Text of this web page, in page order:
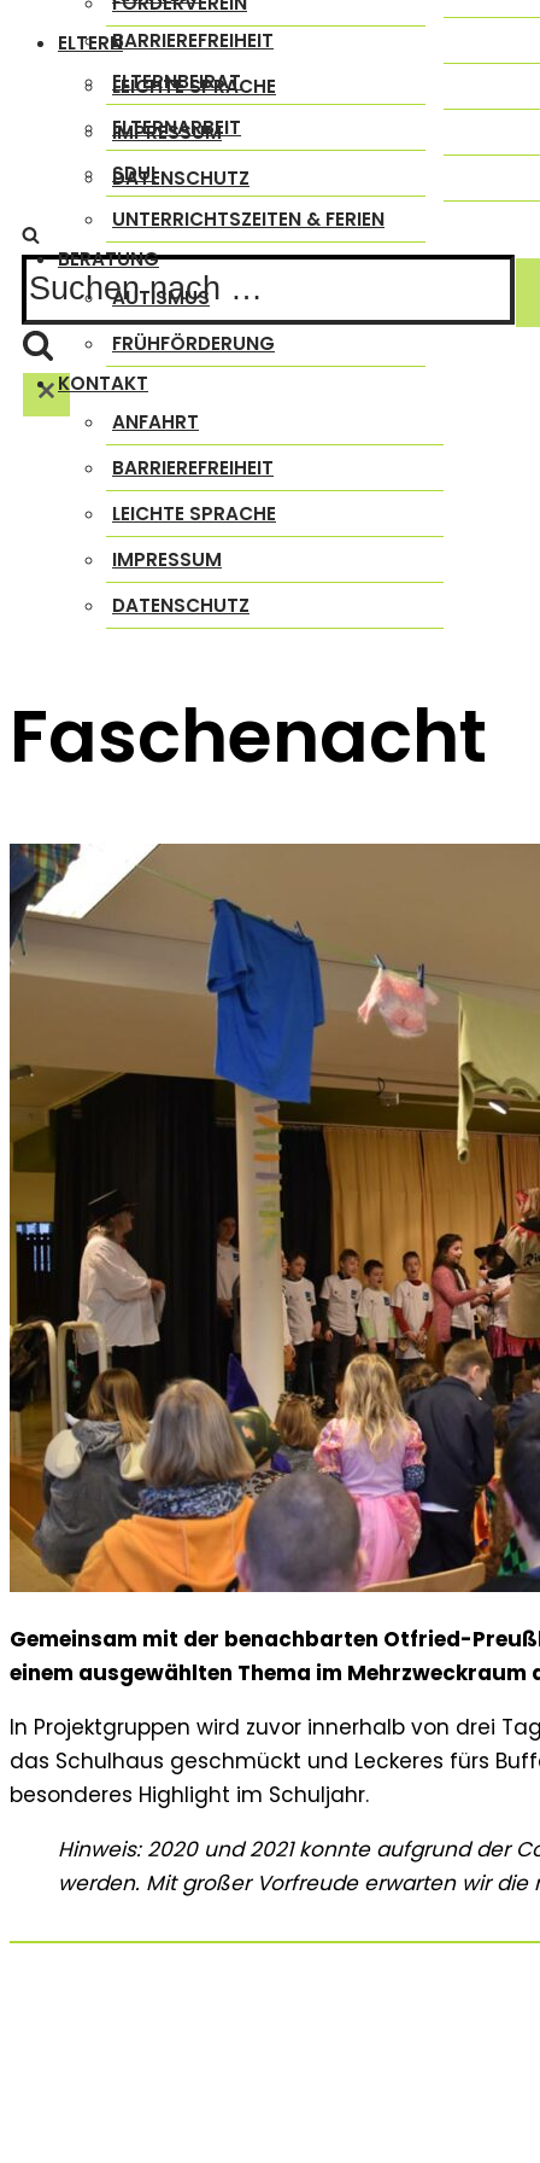
BARRIEREFREIHEIT
LEICHTE SPRACHE
IMPRESSUM
DATENSCHUTZ
Suchen
nach …
ELTERN
ELTERNBEIRAT
ELTERNARBEIT
SDUI
UNTERRICHTSZEITEN & FERIEN
BERATUNG
AUTISMUS
FRÜHFÖRDERUNG
KONTAKT
ANFAHRT
BARRIEREFREIHEIT
LEICHTE SPRACHE
IMPRESSUM
DATENSCHUTZ
Faschenacht
Gemeinsam mit der benachbarten Otfried-
einem ausgewählten Thema im Mehrzweckraum
In Projektgruppen wird zuvor innerhalb von drei
das Schulhaus geschmückt und Leckeres fürs
besonderes Highlight im Schuljahr.
Hinweis: 2020 und 2021 konnte aufgrund der
werden. Mit großer Vorfreude erwarten wir die